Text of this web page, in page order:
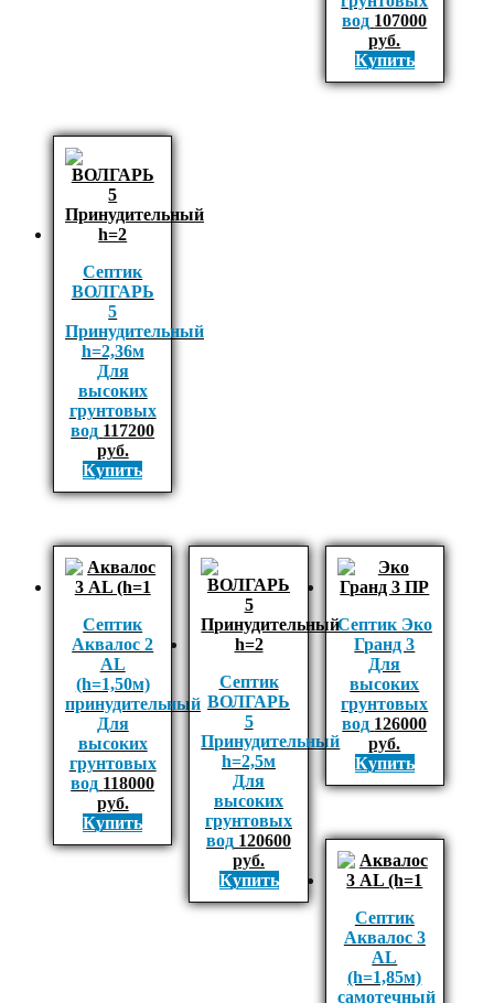
вод 107000
руб.
Купить
Септик
ВОЛГАРЬ
5
Принудительный
h=2,36м
Для
высоких
грунтовых
вод 117200
руб.
Купить
Септик
Аквалос 2
AL
(h=1,50м)
принудительный
Для
высоких
грунтовых
вод 118000
руб.
Купить
Септик
ВОЛГАРЬ
5
Принудительный
h=2,5м
Для
высоких
грунтовых
вод 120600
руб.
Купить
Септик Эко
Гранд 3
Для
высоких
грунтовых
вод 126000
руб.
Купить
Септик
Аквалос 3
AL
(h=1,85м)
самотечный